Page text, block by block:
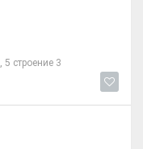
строение 3